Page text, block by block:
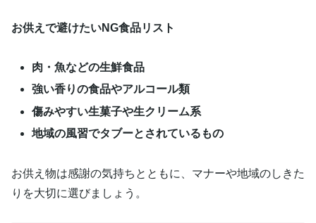
お供えで避けたいNG食品リスト
肉・魚などの生鮮食品
強い香りの食品やアルコール類
傷みやすい生菓子や生クリーム系
地域の風習でタブーとされているもの
お供え物は感謝の気持ちとともに、マナーや地域のしきた
りを大切に選びましょう。